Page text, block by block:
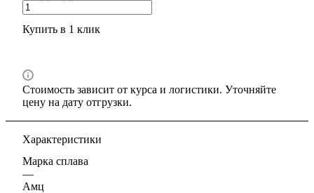
Купить в 1 клик
Стоимость зависит от курса и логистики. Уточняйте
цену на дату отгрузки.
Характеристики
Марка сплава
—
Амц